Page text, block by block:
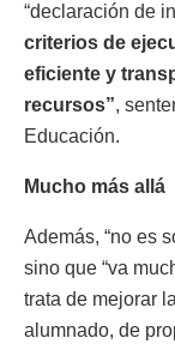
“declaración de
criterios de
eficiente y
recursos”,
Educación.
Mucho más allá
Además, “no es
sino que “va
trata de mejorar
alumnado, de